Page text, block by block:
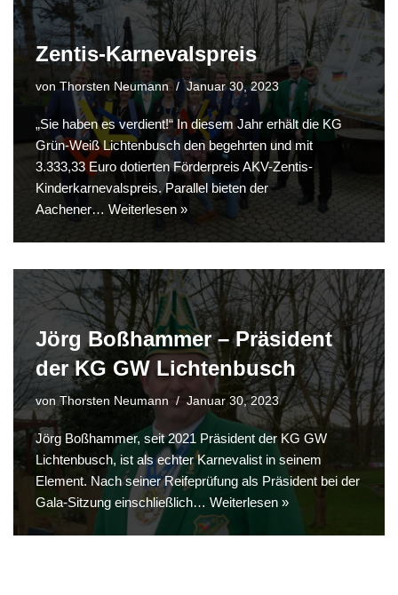
Zentis-Karnevalspreis
vonThorsten Neumann Januar 30, 2023
„Sie haben es verdient!“ In diesem Jahr erhält die KG
Grün-Weiß Lichtenbusch den begehrten und mit
3.333,33 Euro dotierten Förderpreis AKV-Zentis-
Kinderkarnevalspreis. Parallel bieten der
Aachener… Weiterlesen »
Jörg Boßhammer – Präsident
der KG GW Lichtenbusch
von Thorsten Neumann Januar 30, 2023
Jörg Boßhammer, seit 2021 Präsident der KG GW
Lichtenbusch, ist als echter Karnevalist in seinem
Element. Nach seiner Reifeprüfung als Präsident bei der
Gala-Sitzung einschließlich… Weiterlesen »